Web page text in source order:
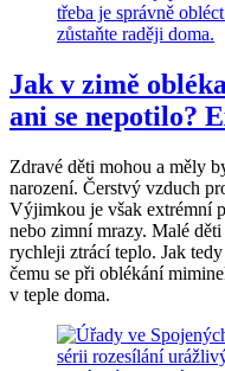
Jak v zimě
ani se nepotilo?
Zdravé děti mohou a měly
narození. Čerstvý vzduch
Výjimkou je však extrémní
nebo zimní mrazy. Malé
rychleji ztrácí teplo. Jak
čemu se při oblékání
v teple doma.